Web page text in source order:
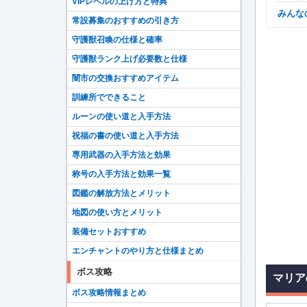
みん
マリ
常設募集のおすすめの引き方
守護獣召喚の仕様と確率
守護獣ランク上げ必要数と仕様
闇市の交換おすすめアイテム
訓練所でできること
ルーンの使い道と入手方法
祝福の書の使い道と入手方法
専用武器の入手方法と効果
称号の入手方法と効果一覧
図鑑の解放方法とメリット
地図の使い方とメリット
装備セットおすすめ
エンチャントのやり方と仕様まとめ
ボス攻略
ボス攻略情報まとめ